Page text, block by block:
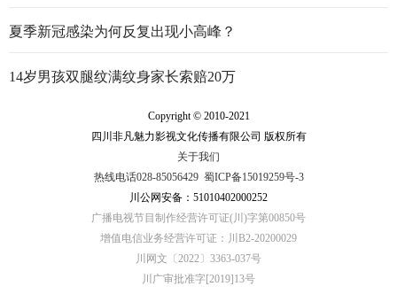
夏季新冠感染为何反复出现小高峰？
14岁男孩双腿纹满纹身家长索赔20万
Copyright © 2010-2021
四川非凡魅力影视文化传播有限公司 版权所有
关于我们
热线电话028-85056429 蜀ICP备15019259号-3
川公网安备：51010402000252
广播电视节目制作经营许可证(川)字第00850号
增值电信业务经营许可证：川B2-20200029
川网文〔2022〕3363-037号
川广审批准字[2019]13号